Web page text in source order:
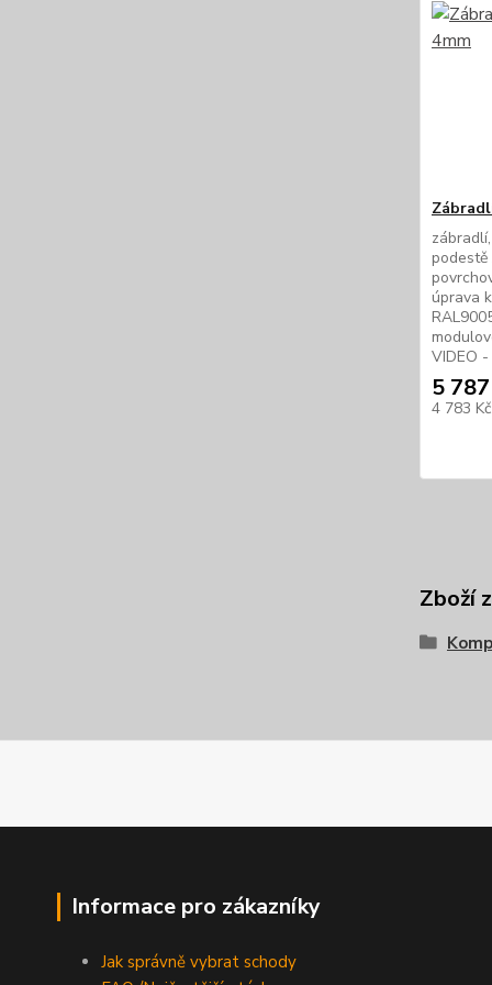
úprava
VIDEO
5
4 783 Kč
Zboží
Informace pro zákazníky
Jak správně vybrat schody